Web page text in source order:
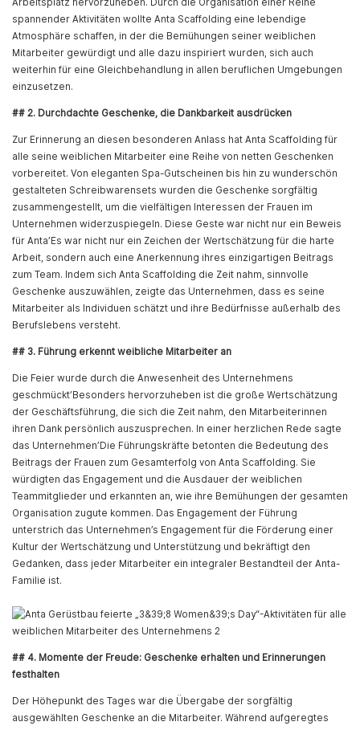
Arbeitsplatz hervorzuheben. Durch die Organisation einer Reihe
spannender Aktivitäten wollte Anta Scaffolding eine lebendige
Atmosphäre schaffen, in der die Bemühungen seiner weiblichen
Mitarbeiter gewürdigt und alle dazu inspiriert wurden, sich auch
weiterhin für eine Gleichbehandlung in allen beruflichen Umgebungen
einzusetzen.
## 2. Durchdachte Geschenke, die Dankbarkeit ausdrücken
Zur Erinnerung an diesen besonderen Anlass hat Anta Scaffolding für
alle seine weiblichen Mitarbeiter eine Reihe von netten Geschenken
vorbereitet. Von eleganten Spa-Gutscheinen bis hin zu wunderschön
gestalteten Schreibwarensets wurden die Geschenke sorgfältig
zusammengestellt, um die vielfältigen Interessen der Frauen im
Unternehmen widerzuspiegeln. Diese Geste war nicht nur ein Beweis
für Anta’Es war nicht nur ein Zeichen der Wertschätzung für die harte
Arbeit, sondern auch eine Anerkennung ihres einzigartigen Beitrags
zum Team. Indem sich Anta Scaffolding die Zeit nahm, sinnvolle
Geschenke auszuwählen, zeigte das Unternehmen, dass es seine
Mitarbeiter als Individuen schätzt und ihre Bedürfnisse außerhalb des
Berufslebens versteht.
## 3. Führung erkennt weibliche Mitarbeiter an
Die Feier wurde durch die Anwesenheit des Unternehmens
geschmückt’Besonders hervorzuheben ist die große Wertschätzung
der Geschäftsführung, die sich die Zeit nahm, den Mitarbeiterinnen
ihren Dank persönlich auszusprechen. In einer herzlichen Rede sagte
das Unternehmen’Die Führungskräfte betonten die Bedeutung des
Beitrags der Frauen zum Gesamterfolg von Anta Scaffolding. Sie
würdigten das Engagement und die Ausdauer der weiblichen
Teammitglieder und erkannten an, wie ihre Bemühungen der gesamten
Organisation zugute kommen. Das Engagement der Führung
unterstrich das Unternehmen’s Engagement für die Förderung einer
Kultur der Wertschätzung und Unterstützung und bekräftigt den
Gedanken, dass jeder Mitarbeiter ein integraler Bestandteil der Anta-
Familie ist.
## 4. Momente der Freude: Geschenke erhalten und Erinnerungen
festhalten
Der Höhepunkt des Tages war die Übergabe der sorgfältig
ausgewählten Geschenke an die Mitarbeiter. Während aufgeregtes